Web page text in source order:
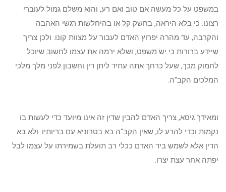
במשפט על כל מעשה אם טוב ואם רע, והוא משלם גמול לעוברי
רצונו. כי בלא היראה, בחשק קל או בהיחלשות רגשי האהבה
והקרבה, עד מהרה יפרוץ האדם לעבור על מצוות קונו. ולכן צריך
שיידע ברורות כי יש משפט, ושלא ירמה את עצמו לחשוב שיוכל
לחמוק מכך, שעל כרחך אתה עתיד ליתן דין וחשבון לפני מלך מלכי
המלכים הקב"ה.
ומאידך גיסא, צריך האדם להבין שדין זה אינו מיועד כדי לעשות בו
נקמות וכדי להרע לו, שאין הקב"ה בא בטרוניא עם בריותיו. ולא בא
הדין אלא לשמש ביד האדם ככלי רב תועלת בשמירתו על עצמו לבל
יפתה אחר עצת יצרו.